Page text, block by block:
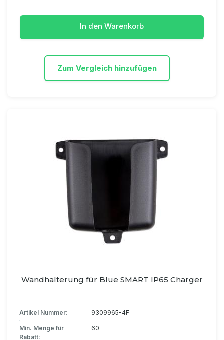
In den Warenkorb
Zum Vergleich hinzufügen
Wandhalterung für Blue SMART IP65 Charger
Artikel Nummer: 9309965-4F
Min. Menge für
Rabatt:
60